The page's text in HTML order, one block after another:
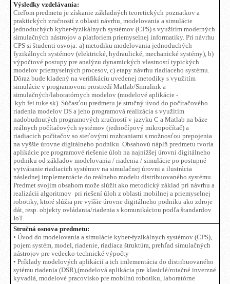
Výsledky vzdelávania:
Cieľom predmetu je získanie základných teoretických poznatkov a
praktických zručností z oblasti návrhu, modelovania a simulácie
jednoduchých kyber-fyzikálnych systémov (CPS) s využitím moderných
simulačných nástrojov a platforiem priemyselnej informatiky. Pri návrhu
CPS si študenti osvoja: a) metodiku modelovania jednoduchých
fyzikálnych systémov (elektrické, hydraulické, mechanické systémy), b)
výpočtové postupy pre analýzu dynamických vlastností typických
modelov priemyselných procesov, c) etapy návrhu riadiaceho systému.
Dôraz bude kladený na verifikáciu uvedenej metodiky s využitím
simulácie v programovom prostredí Matlab/Simulink a
simulačných/laboratórnych modelov (modelové aplikácie -
kyb.fei.tuke.sk). Súčasťou predmetu je stručný úvod do počítačového
riadenia modelov DS a jeho programová realizácia s využitím
nadobudnutých programových zručností v jazyku C a Matlab na báze
reálnych počítačových systémov (jednočípový mikropočítač) a
riadiacich počítačov so sieťovými rozhraniami s možnosťou prepojenia
na vyššie úrovne digitálneho podniku. Obsahovú náplň predmetu tvoria
aplikácie pre programové riešenie úloh na najnižšej úrovni digitálneho
podniku od základov modelovania / riadenia / simulácie po postupné
vytváranie riadiacich systémov na simulačnej úrovni a ilustrácia
následnej implementácie do reálneho modelu distribuovaného systému.
Predmet svojim obsahom može slúžit ako metodický základ pri návrhu a
realizácii algoritmov pri riešení úloh z oblasti mobilnej a priemyselnej
robotiky, ktoré slúžia pre vyššie úrovne digitálneho podniku ako zdroje
dát, resp. objekty ovládania/riadenia s komunikáciou podľa štandardov
IoT.
Stručná osnova predmetu:
• Úvod do modelovania a simulácie kyber-fyzikálnych systémov (CPS),
pojem systém, model, riadenie, riadiaca štruktúra, prehľad simulačných
nástrojov pre vedecko-technické výpočty
• Príklady modelových aplikácií a ich imlementácia do distribuovaného
sytému riadenia (DSR),(modelová aplikácia pre klasiclé/rotačné inverzné
kyvadlá, modelové pracovisko pre mobilnú robotiku, laboratórne